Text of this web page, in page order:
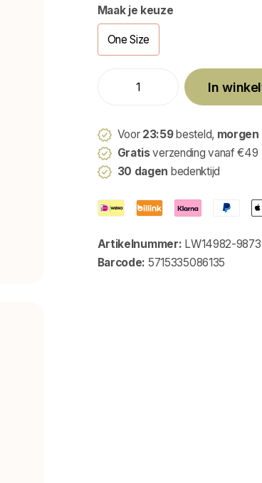
Maak je keuze
One Size
In
Voor 23:59besteld, morgen
Gratisverzending vanaf €49
30 dagen bedenktijd
Artikelnummer: LW14982-
Barcode: 5715335086135